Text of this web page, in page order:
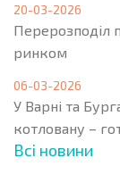
20-03-2026
Перерозподіл
ринком
06-03-2026
У Варні та
котловану –
Всі новини